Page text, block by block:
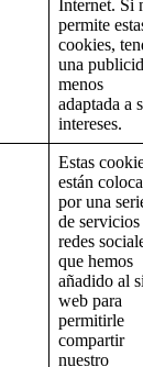
Internet. Si
permite
cookies,
una
menos
adaptada a
intereses.
Estas
están
por una
de servicios
redes
que hemos
añadido al
web para
permitirle
compartir
nuestro